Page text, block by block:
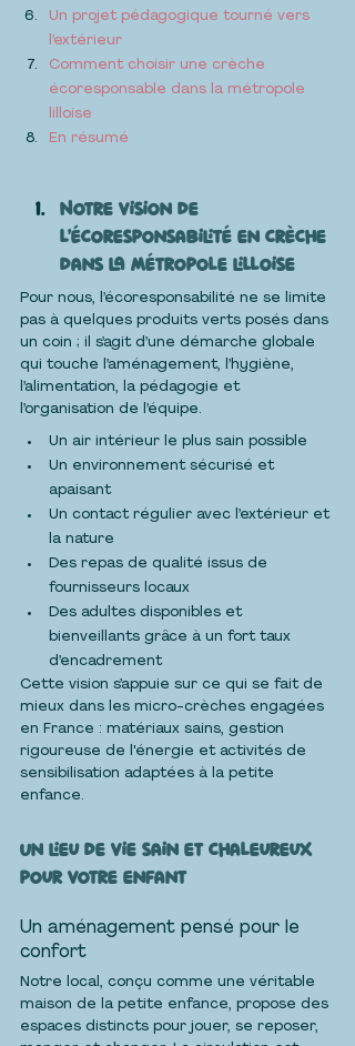
Un projet pédagogique tourné vers
l’extérieur
Comment choisir une crèche
écoresponsable dans la métropole
lilloise
En résumé
Notre vision de
l’écoresponsabilité en crèche
dans la métropole lilloise
Pour nous, l’écoresponsabilité ne se limite
pas à quelques produits verts posés dans
un coin ; il s’agit d’une démarche globale
qui touche l’aménagement, l’hygiène,
l’alimentation, la pédagogie et
l’organisation de l’équipe.
Un air intérieur le plus sain possible
Un environnement sécurisé et
apaisant
Un contact régulier avec l’extérieur et
la nature
Des repas de qualité issus de
fournisseurs locaux
Des adultes disponibles et
bienveillants grâce à un fort taux
d’encadrement
Cette vision s’appuie sur ce qui se fait de
mieux dans les micro-crèches engagées
en France : matériaux sains, gestion
rigoureuse de l'énergie et activités de
sensibilisation adaptées à la petite
enfance.
Un lieu de vie sain et chaleureux
pour votre enfant
Un aménagement pensé pour le
confort
Notre local, conçu comme une véritable
maison de la petite enfance, propose des
espaces distincts pour jouer, se reposer,